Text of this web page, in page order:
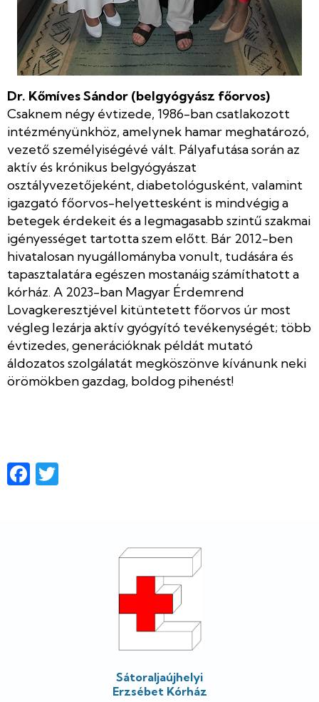
Dr. Kőmíves Sándor (belgyógyász főorvos)
Csaknem négy évtizede, 1986-ban csatlakozott
intézményünkhöz, amelynek hamar meghatározó,
vezető személyiségévé vált. Pályafutása során az
aktív és krónikus belgyógyászat
osztályvezetőjeként, diabetológusként, valamint
igazgató főorvos-helyettesként is mindvégig a
betegek érdekeit és a legmagasabb szintű szakmai
igényességet tartotta szem előtt. Bár 2012-ben
hivatalosan nyugállományba vonult, tudására és
tapasztalatára egészen mostanáig számíthatott a
kórház. A 2023-ban Magyar Érdemrend
Lovagkeresztjével kitüntetett főorvos úr most
végleg lezárja aktív gyógyító tevékenységét; több
évtizedes, generációknak példát mutató
áldozatos szolgálatát megköszönve kívánunk neki
örömökben gazdag, boldog pihenést!
Facebook
Sátoraljaújhelyi
Erzsébet Kórház